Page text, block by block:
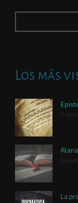
Los más
7 views
6 views
La